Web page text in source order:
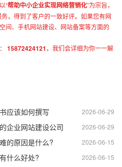
“帮助中小企业实现网络营销化”为宗旨，
，得到了客户的一致好评。如果您有网
间、手机网站建设、网站备案等方面的
15872424121 ，我们会详细为你一一解
2026-06-29
应该如何撰写
2026-06-29
企业网站建设公司
2026-06-15
的原因是什么?
2026-06-15
什么好处?